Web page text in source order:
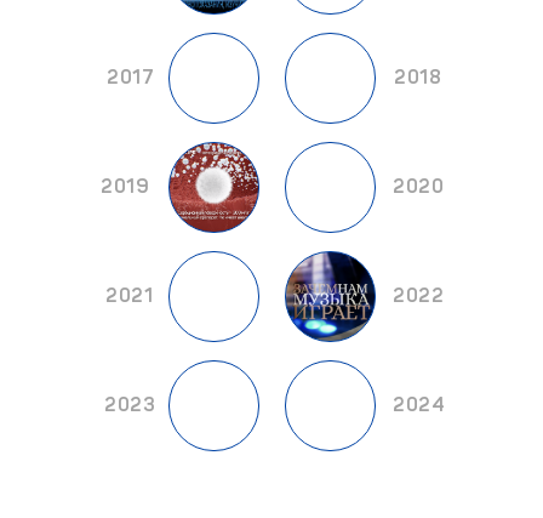
2017 2018
2019 2020
2021 2022
2023 2024